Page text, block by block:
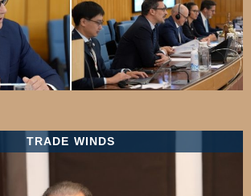
TRADE WINDS